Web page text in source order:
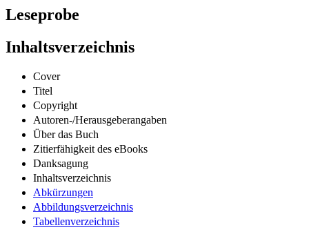
Leseprobe
Inhaltsverzeichnis
Cover
Titel
Copyright
Autoren-/Herausgeberangaben
Über das Buch
Zitierfähigkeit des eBooks
Danksagung
Inhaltsverzeichnis
Abkürzungen
Abbildungsverzeichnis
Tabellenverzeichnis